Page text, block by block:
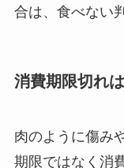
合は、食べない
消費期限切れ
肉のように傷み
期限ではなく消